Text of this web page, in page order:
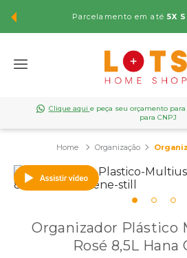
Parcelamento em até 5X
Clique aqui e peça seu orçamento
para CNPJ
Organização
Organizador Plástico
Rosé 8,5L Hana